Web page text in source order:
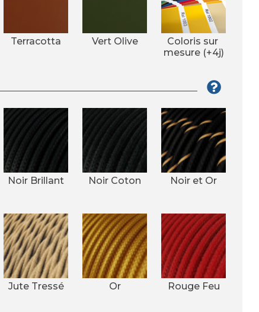
Terracotta Vert Olive
Coloris sur
mesure (+4j)
Noir Brillant Noir Coton Noir et Or
Jute Tressé Or Rouge Feu